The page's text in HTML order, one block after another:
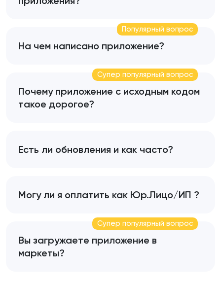
Популярный вопрос
На чем написано приложение?
Супер популярный вопрос
Почему приложение с исходным кодом
такое дорогое?
Есть ли обновления и как часто?
Могу ли я оплатить как Юр.Лицо/ИП ?
Супер популярный вопрос
Вы загружаете приложение в
маркеты?